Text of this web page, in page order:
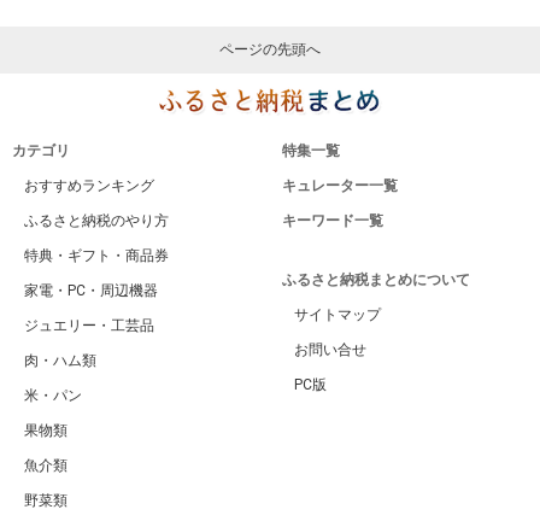
ページの先頭へ
カテゴリ
おすすめランキング
ふるさと納税のやり方
特典・ギフト・商品券
家電・PC・周辺機器
ジュエリー・工芸品
肉・ハム類
米・パン
果物類
魚介類
野菜類
特集一覧
キュレーター一覧
キーワード一覧
ふるさと納税まとめについて
サイトマップ
お問い合せ
PC版